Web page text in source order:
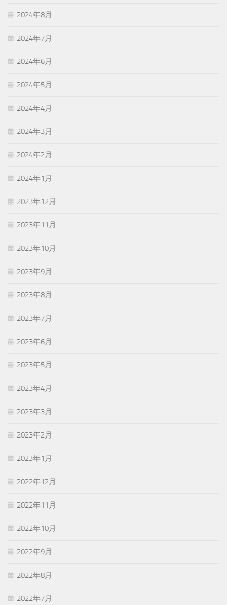
2024年8月
2024年7月
2024年6月
2024年5月
2024年4月
2024年3月
2024年2月
2024年1月
2023年12月
2023年11月
2023年10月
2023年9月
2023年8月
2023年7月
2023年6月
2023年5月
2023年4月
2023年3月
2023年2月
2023年1月
2022年12月
2022年11月
2022年10月
2022年9月
2022年8月
2022年7月